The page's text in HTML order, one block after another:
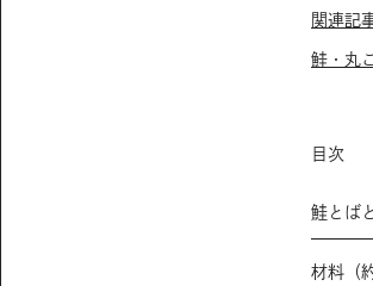
関連記
鮭・丸
目次
鮭とば
材料（